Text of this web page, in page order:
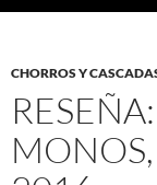
CHORROS Y